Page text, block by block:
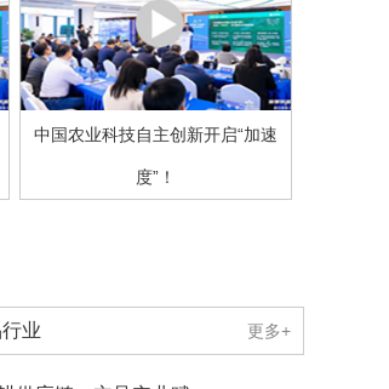
中国农业科技自主创新开启“加速
度”！
业 更多+